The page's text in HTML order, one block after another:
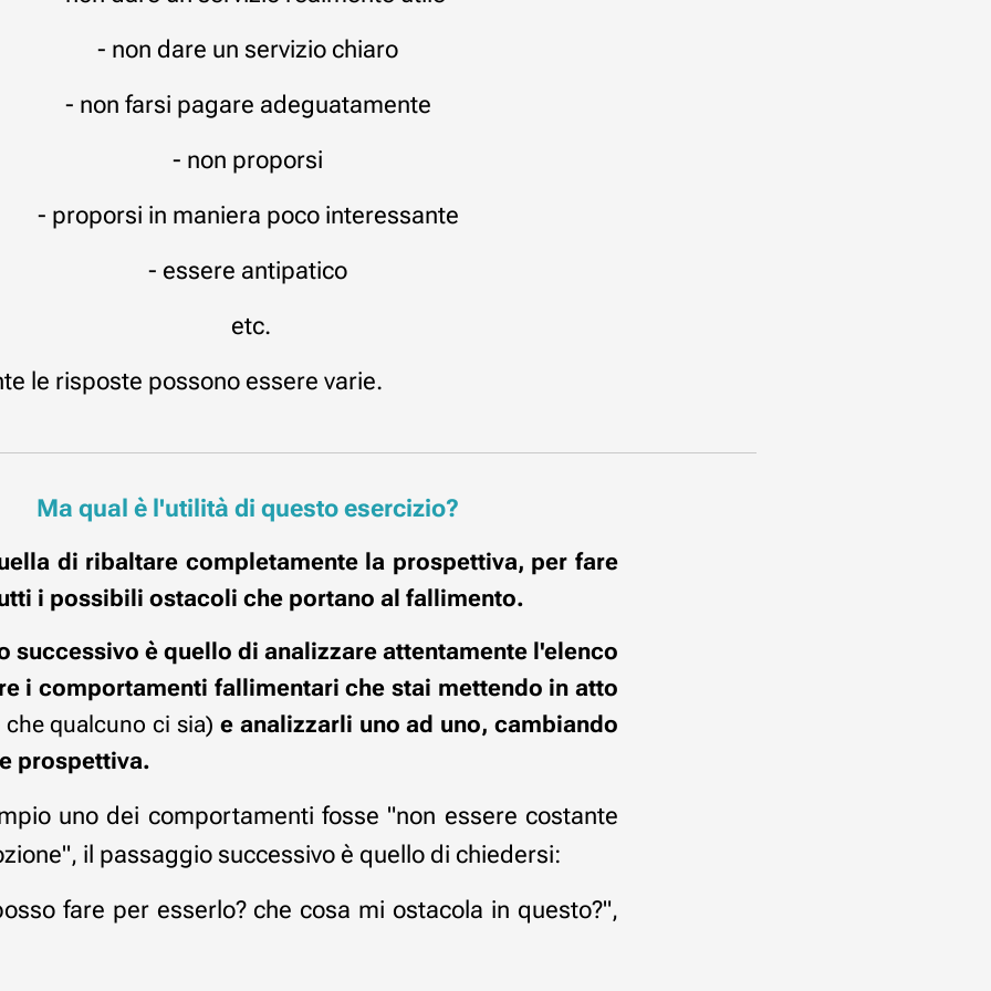
- non dare un servizio chiaro
- non farsi pagare adeguatamente
- non proporsi
- proporsi in maniera poco interessante
- essere antipatico
etc.
le risposte possono essere varie.
Ma qual è l'utilità di questo esercizio?
di ribaltare completamente la prospettiva, per fare
i possibili ostacoli che portano al fallimento.
successivo è quello di analizzare attentamente l'elenco
i comportamenti fallimentari che stai mettendo in atto
qualcuno ci sia) e analizzarli uno ad uno, cambiando
prospettiva.
uno dei comportamenti fosse "non essere costante
il passaggio successivo è quello di chiedersi:
fare per esserlo? che cosa mi ostacola in questo?",